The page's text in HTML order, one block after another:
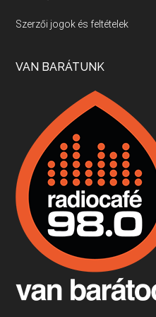
Villány, kékfrankos,
Apr 17, 2026 • 00:35:38
Boston, teadélután,
Apr 9, 2026 • 00:37:17
Fermentáljunk, a
Apr 3, 2026 • 00:36:07
Szerzői jogok és feltételek
VAN BARÁTUNK